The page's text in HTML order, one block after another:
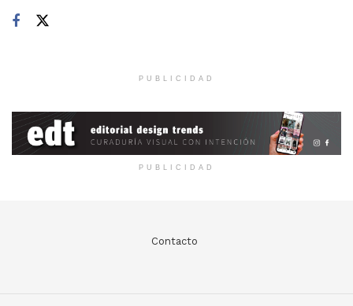
PUBLICIDAD
PUBLICIDAD
Contacto